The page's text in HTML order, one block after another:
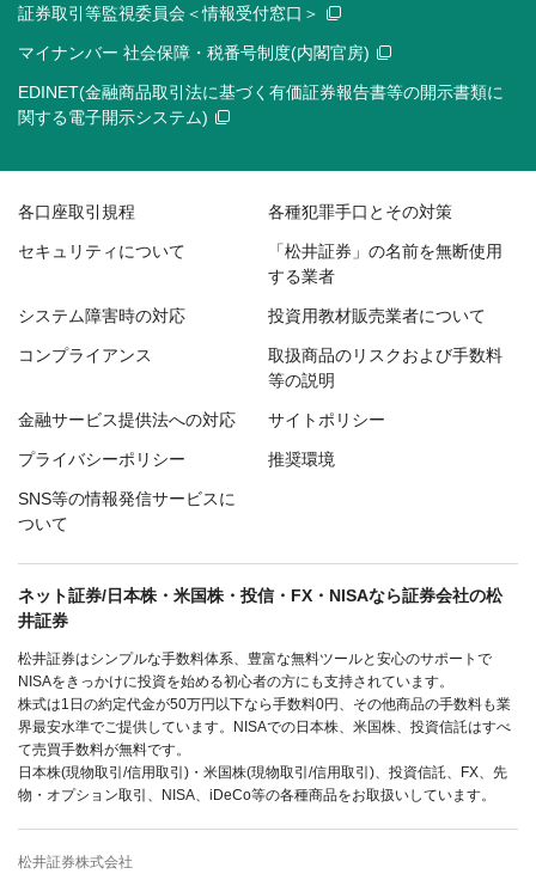
証券取引等監視委員会＜情報受付窓口＞
マイナンバー 社会保障・税番号制度(内閣官房)
EDINET(金融商品取引法に基づく有価証券報告書等の開示書類に
関する電子開示システム)
各口座取引規程 各種犯罪手口とその対策
セキュリティについて
「松井証券」の名前を無断使用
する業者
システム障害時の対応 投資用教材販売業者について
コンプライアンス
取扱商品のリスクおよび手数料
等の説明
金融サービス提供法への対応 サイトポリシー
プライバシーポリシー 推奨環境
SNS等の情報発信サービスに
ついて
ネット証券/日本株・米国株・投信・FX・NISAなら証券会社の松
井証券
松井証券はシンプルな手数料体系、豊富な無料ツールと安心のサポートで
NISAをきっかけに投資を始める初心者の方にも支持されています。
株式は1日の約定代金が50万円以下なら手数料0円、その他商品の手数料も業
界最安水準でご提供しています。NISAでの日本株、米国株、投資信託はすべ
て売買手数料が無料です。
日本株(現物取引/信用取引)・米国株(現物取引/信用取引)、投資信託、FX、先
物・オプション取引、NISA、iDeCo等の各種商品をお取扱いしています。
松井証券株式会社